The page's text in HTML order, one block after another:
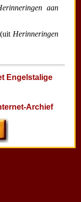
aan
(uit Herinneringen
Engelstalige
Archief